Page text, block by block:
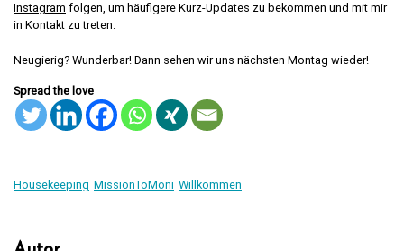
Instagram folgen, um häufigere Kurz-Updates zu bekommen und mit mir
in Kontakt zu treten.
Neugierig? Wunderbar! Dann sehen wir uns nächsten Montag wieder!
Spread the love
Housekeeping MissionToMoni Willkommen